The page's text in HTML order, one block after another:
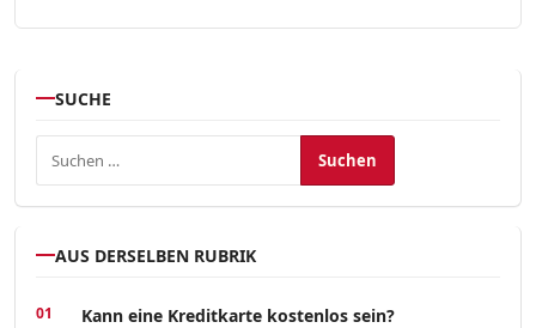
SUCHE
AUS DERSELBEN RUBRIK
Kann eine Kreditkarte kostenlos sein?